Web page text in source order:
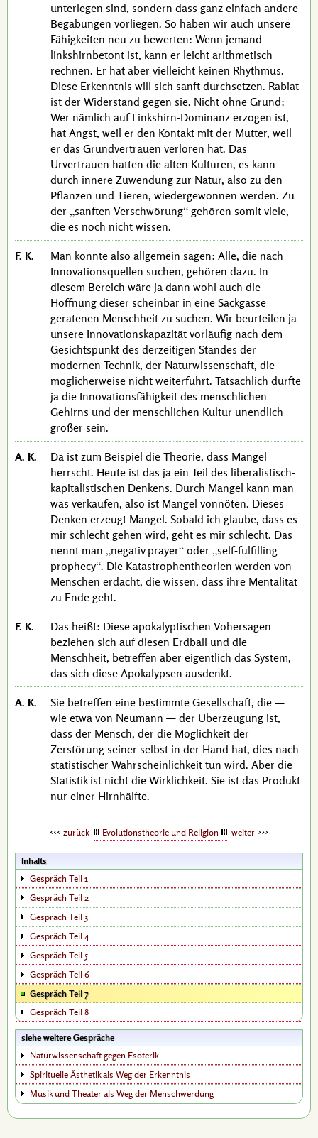
unterlegen sind, sondern dass ganz einfach andere
Begabungen vorliegen. So haben wir auch unsere
Fähigkeiten neu zu bewerten: Wenn jemand
linkshirnbetont ist, kann er leicht arithmetisch
rechnen. Er hat aber vielleicht keinen Rhythmus.
Diese Erkenntnis will sich sanft durchsetzen. Rabiat
ist der Widerstand gegen sie. Nicht ohne Grund:
Wer nämlich auf Linkshirn-Dominanz erzogen ist,
hat Angst, weil er den Kontakt mit der Mutter, weil
er das Grundvertrauen verloren hat. Das
Urvertrauen hatten die alten Kulturen, es kann
durch innere Zuwendung zur Natur, also zu den
Pflanzen und Tieren, wiedergewonnen werden. Zu
der
sanften Verschwörung gehören somit viele,
die es noch nicht wissen.
F. K.
Man könnte also allgemein sagen: Alle, die nach
Innovationsquellen suchen, gehören dazu. In
diesem Bereich wäre ja dann wohl auch die
Hoffnung dieser scheinbar in eine Sackgasse
geratenen Menschheit zu suchen. Wir beurteilen ja
unsere Innovationskapazität vorläufig nach dem
Gesichtspunkt des derzeitigen Standes der
modernen Technik, der Naturwissenschaft, die
möglicherweise nicht weiterführt. Tatsächlich dürfte
ja die Innovationsfähigkeit des menschlichen
Gehirns und der menschlichen Kultur unendlich
größer sein.
A. K.
Da ist zum Beispiel die Theorie, dass Mangel
herrscht. Heute ist das ja ein Teil des liberalistisch-
kapitalistischen Denkens. Durch Mangel kann man
was verkaufen, also ist Mangel vonnöten. Dieses
Denken erzeugt Mangel. Sobald ich glaube, dass es
mir schlecht gehen wird, geht es mir schlecht. Das
nennt man
negativ prayer oder
self-fulfilling
prophecy . Die Katastrophentheorien werden von
Menschen erdacht, die wissen, dass ihre Mentalität
zu Ende geht.
F. K.
Das heißt: Diese apokalyptischen Vohersagen
beziehen sich auf diesen Erdball und die
Menschheit, betreffen aber eigentlich das System,
das sich diese Apokalypsen ausdenkt.
A. K.
Sie betreffen eine bestimmte Gesellschaft, die —
wie etwa von Neumann — der Überzeugung ist,
dass der Mensch, der die Möglichkeit der
Zerstörung seiner selbst in der Hand hat, dies nach
statistischer Wahrscheinlichkeit tun wird. Aber die
Statistik ist nicht die Wirklichkeit. Sie ist das Produkt
nur einer Hirnhälfte.
zurück Evolutionstheorie und Religion weiter
Inhalts
Gespräch Teil 1
Gespräch Teil 2
Gespräch Teil 3
Gespräch Teil 4
Gespräch Teil 5
Gespräch Teil 6
Gespräch Teil 7
Gespräch Teil 8
siehe weitere Gespräche
Naturwissenschaft gegen Esoterik
Spirituelle Ästhetik als Weg der Erkenntnis
Musik und Theater als Weg der Menschwerdung